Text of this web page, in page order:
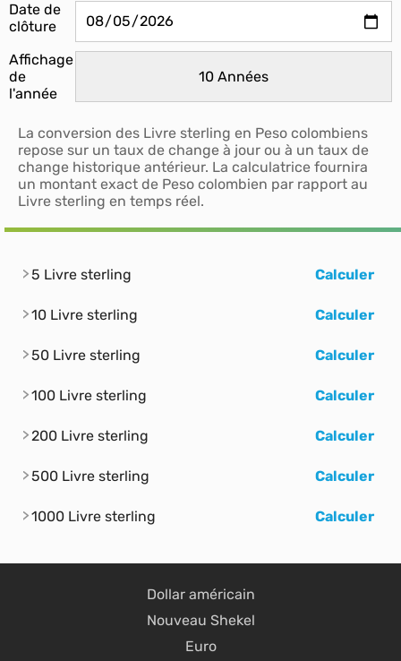
Date de
clôture
Affichage
de
l'année
La conversion des Livre sterling en Peso colombiens
repose sur un taux de change à jour ou à un taux de
change historique antérieur. La calculatrice fournira
un montant exact de Peso colombien par rapport au
Livre sterling en temps réel.
5 Livre sterling Calculer
10 Livre sterling Calculer
50 Livre sterling Calculer
100 Livre sterling Calculer
200 Livre sterling Calculer
500 Livre sterling Calculer
1000 Livre sterling Calculer
Dollar américain
Nouveau Shekel
Euro